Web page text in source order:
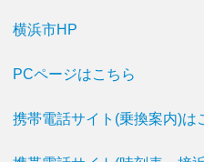
横浜市HP
PCページはこちら
携帯電話サイト(乗換案内)は